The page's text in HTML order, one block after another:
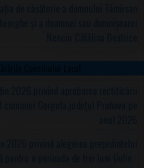
de căsătorie a domnului Tămîrsan
și a doamnei sau domnișoarei
Nenciu Cătălina Beatrice
Consiliului Local
2026 privind aprobarea rectificării
Gorgota,judeţul Prahova pe
anul 2026
2026 privind alegerea preşedintelui
pentru o perioada de trei luni (iulie -